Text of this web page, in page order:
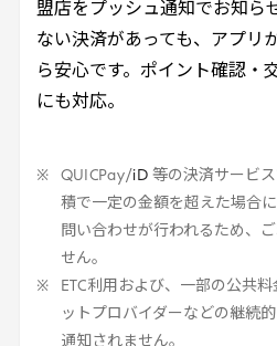
盟店をプッシュ通知でお知ら
ない決済があっても、アプリ
ら安心です。ポイント確認・
にも対応。
QUICPay/iD 等の決済サービ
積で一定の金額を超えた場合
問い合わせが行われるため、
せん。
ETC利用および、一部の公共
ットプロバイダーなどの継続
通知されません。